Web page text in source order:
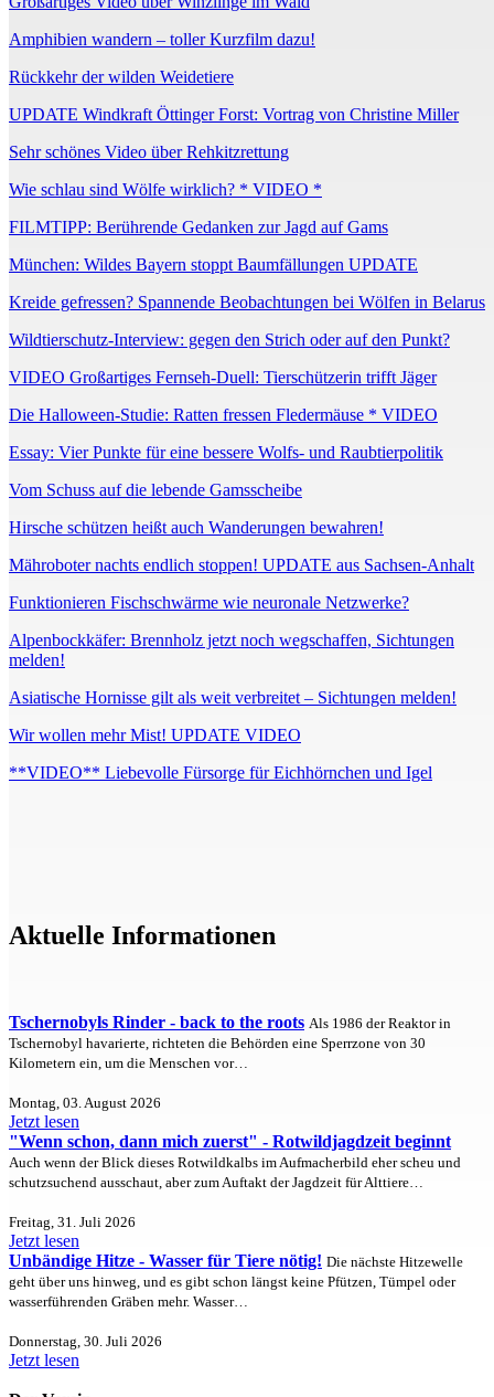
Amphibien wandern – toller Kurzfilm dazu!
Rückkehr der wilden Weidetiere
UPDATE Windkraft Öttinger Forst: Vortrag von Christine Miller
Sehr schönes Video über Rehkitzrettung
Wie schlau sind Wölfe wirklich? * VIDEO *
FILMTIPP: Berührende Gedanken zur Jagd auf Gams
München: Wildes Bayern stoppt Baumfällungen UPDATE
Kreide gefressen? Spannende Beobachtungen bei Wölfen in Belarus
Wildtierschutz-Interview: gegen den Strich oder auf den Punkt?
VIDEO Großartiges Fernseh-Duell: Tierschützerin trifft Jäger
Die Halloween-Studie: Ratten fressen Fledermäuse * VIDEO
Essay: Vier Punkte für eine bessere Wolfs- und Raubtierpolitik
Vom Schuss auf die lebende Gamsscheibe
Hirsche schützen heißt auch Wanderungen bewahren!
Mähroboter nachts endlich stoppen! UPDATE aus Sachsen-Anhalt
Funktionieren Fischschwärme wie neuronale Netzwerke?
Alpenbockkäfer: Brennholz jetzt noch wegschaffen, Sichtungen
melden!
Asiatische Hornisse gilt als weit verbreitet – Sichtungen melden!
Wir wollen mehr Mist! UPDATE VIDEO
**VIDEO** Liebevolle Fürsorge für Eichhörnchen und Igel
Aktuelle Informationen
Tschernobyls Rinder - back to the roots Als 1986 der Reaktor in
Tschernobyl havarierte, richteten die Behörden eine Sperrzone von 30
Kilometern ein, um die Menschen vor…
Montag, 03. August 2026
Jetzt lesen
"Wenn schon, dann mich zuerst" - Rotwildjagdzeit beginnt
Auch wenn der Blick dieses Rotwildkalbs im Aufmacherbild eher scheu und
schutzsuchend ausschaut, aber zum Auftakt der Jagdzeit für Alttiere…
Freitag, 31. Juli 2026
Jetzt lesen
Unbändige Hitze - Wasser für Tiere nötig! Die nächste Hitzewelle
geht über uns hinweg, und es gibt schon längst keine Pfützen, Tümpel oder
wasserführenden Gräben mehr. Wasser…
Donnerstag, 30. Juli 2026
Jetzt lesen